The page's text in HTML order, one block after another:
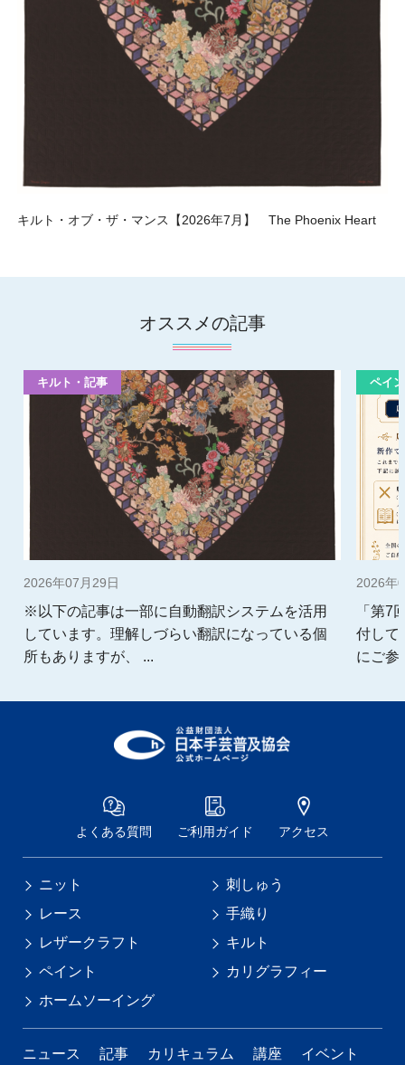
キルト・オブ・ザ・マンス【2026年7月】 The Phoenix Heart
オススメの記事
キルト・記事
2026年07月29日
※以下の記事は一部に自動翻訳システムを活用
しています。理解しづらい翻訳になっている個
所もありますが、 ...
ペイ
2026年
「第7
付して
にご参
よくある質問 ご利用ガイド アクセス
ニット
刺しゅう
レース
手織り
レザークラフト
キルト
ペイント
カリグラフィー
ホームソーイング
ニュース 記事 カリキュラム 講座 イベント